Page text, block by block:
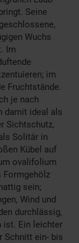
Seine
Wuchs
Im
im
Fruchtstände.
je nach
damit ideal als
Sichtschutz,
Solitär in
Kübel auf
ovalifolium
Formgehölz
sein;
Wind und
durchlässig,
ist. Ein leichter
Schnitt ein- bis